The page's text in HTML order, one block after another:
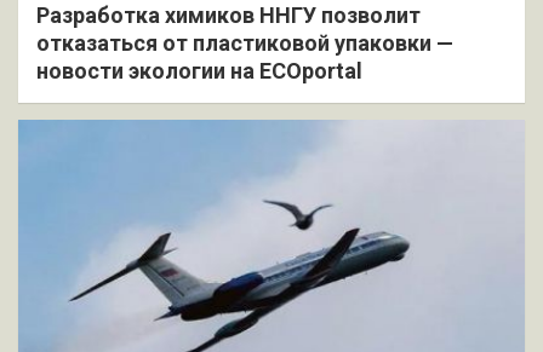
Разработка химиков ННГУ позволит
отказаться от пластиковой упаковки —
новости экологии на ECOportal